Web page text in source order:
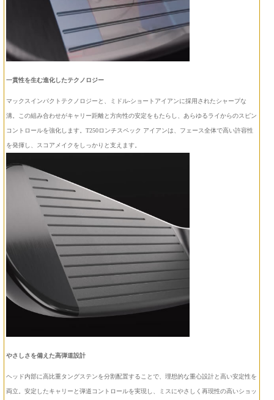
一貫性を生む進化したテクノロジー
マックスインパクトテクノロジーと、ミドル-ショートアイアンに採用されたシャープな
溝。この組み合わせがキャリー距離と方向性の安定をもたらし、あらゆるライからのスピン
コントロールを強化します。T250ロンチスペック アイアンは、フェース全体で高い許容性
を発揮し、スコアメイクをしっかりと支えます。
やさしさを備えた高弾道設計
ヘッド内部に高比重タングステンを分割配置することで、理想的な重心設計と高い安定性を
両立。安定したキャリーと弾道コントロールを実現し、ミスにやさしく再現性の高いショッ